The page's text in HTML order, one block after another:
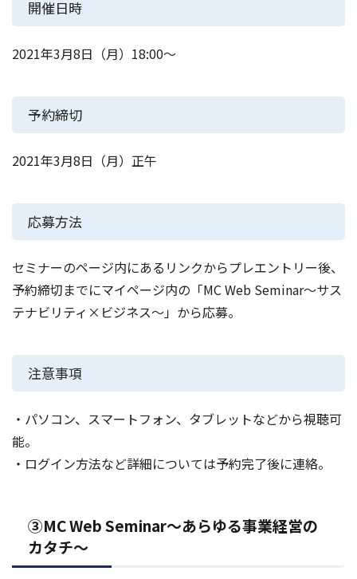
開催日時
2021年3月8日（月）18:00～
予約締切
2021年3月8日（月）正午
応募方法
セミナーのページ内にあるリンクからプレエントリー後、
予約締切までにマイページ内の「MC Web Seminar～サス
テナビリティ×ビジネス～」から応募。
注意事項
・パソコン、スマートフォン、タブレットなどから視聴可
能。
・ログイン方法など詳細については予約完了後に連絡。
③MC Web Seminar～あらゆる事業経営の
カタチ～